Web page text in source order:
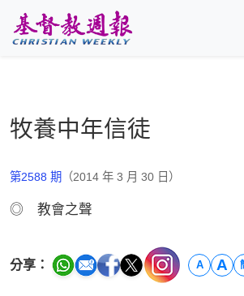
牧養中年信徒
第2588 期 （2014 年 3 月 30 日）
◎ 教會之聲
分享： A A